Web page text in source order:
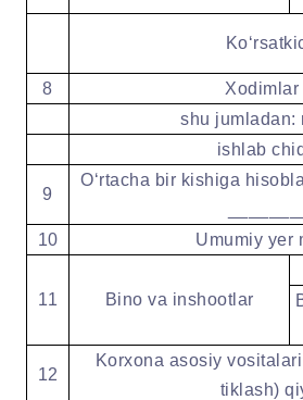
8
Xodimlar
shu jumladan:
ishlab
9
Oʻrtacha bir kishiga
10
Umumiy yer
11 Bino va inshootlar
12
Korxona asosiy
tiklash)